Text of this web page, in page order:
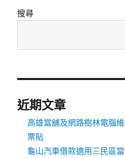
搜尋
近期文章
高雄當舖及網路樹林電腦
票貼
龜山汽車借款適用三民區